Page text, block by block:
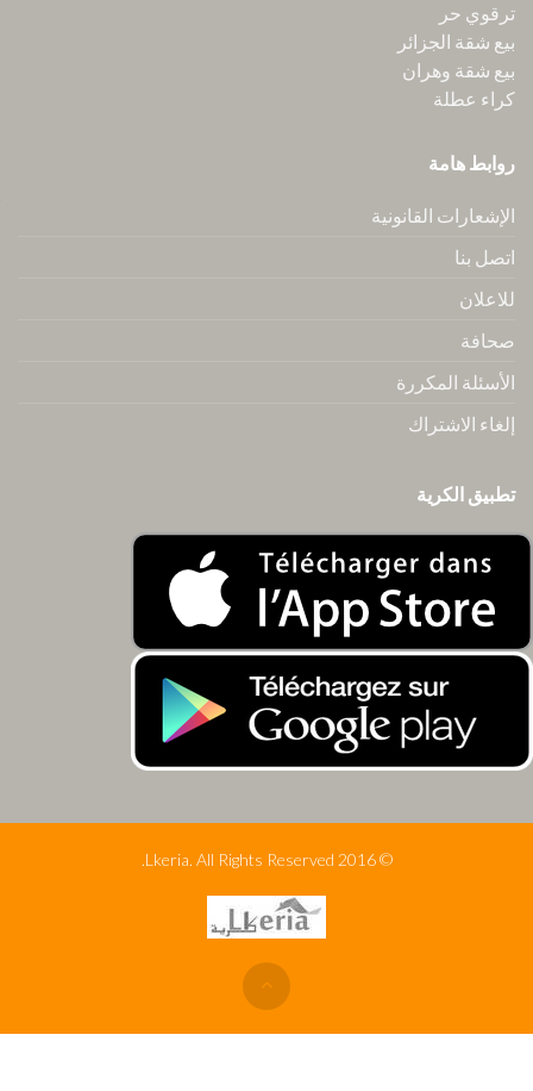
ترقوي حر
بيع شقة الجزائر
بيع شقة وهران
كراء عطلة
روابط هامة
الإشعارات القانونية
اتصل بنا
للاعلان
صحافة
الأسئلة المكررة
إلغاء الاشتراك
تطبيق الكرية